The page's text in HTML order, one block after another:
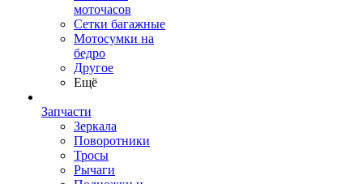
моточасов
Сетки багажные
Мотосумки на
бедро
Другое
Ещё
Запчасти
Зеркала
Поворотники
Тросы
Рычаги